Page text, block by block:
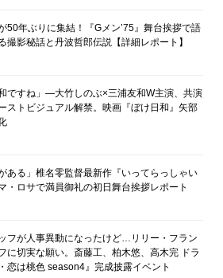
50年ぶりに集結！『Gメン’75』舞台挨拶で語
撮影秘話と丹波哲郎伝説【詳細レポート】
ですね」―大竹しのぶ×三浦友和W主演、共演
ストビジュアル解禁。映画『ぼけ日和』矢部
ある」椎名零監督最新作『いってらっしゃい
・ロサで満員御礼の初日舞台挨拶レポート
フが人事異動になったけど…リリー・フラン
に切実な願い。斎藤工、柏木悠、高木完 ドラ
恋は桃色 season4』完成披露イベント